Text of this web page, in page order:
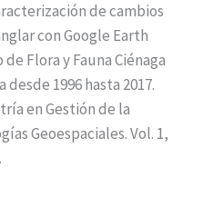
de cambios
con Google Earth
Flora y Fauna Ciénaga
1996 hasta 2017.
en Gestión de la
Geoespaciales. Vol. 1,